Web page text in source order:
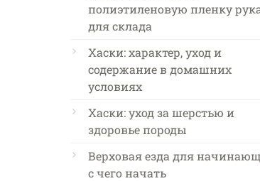
полиэтиленовую пленку
для склада
Хаски: характер, уход и
содержание в домашних
условиях
Хаски: уход за шерстью и
здоровье породы
Верховая езда для
с чего начать